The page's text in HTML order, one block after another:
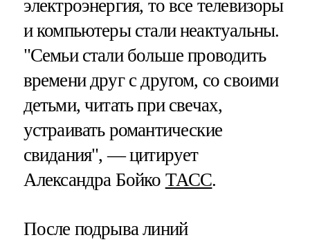
электроэнергия, то все телевизоры
и компьютеры стали неактуальны.
"Семьи стали больше проводить
времени друг с другом, со своими
детьми, читать при свечах,
устраивать романтические
свидания", — цитирует
Александра Бойко ТАСС.
После подрыва линий